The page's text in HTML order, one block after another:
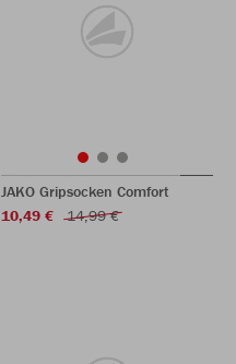
JAKO Gripsocken Comfort
10,49 €
14,99 €